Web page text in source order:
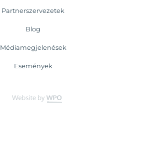
Partnerszervezetek
Blog
Médiamegjelenések
Események